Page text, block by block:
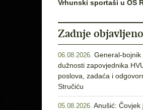
Vrhunski sportaši u OS
Zadnje objavljeno
06.08.2026. General-
dužnosti zapovjednika
poslova, zadaća i
Stručiću
05.08.2026. Anušić: Čovjek